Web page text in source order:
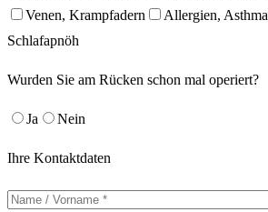
Venen, Krampfadern
Allergien, Asthma
Schlafapnöh
Wurden Sie am Rücken schon mal operiert?
Ja Nein
Ihre Kontaktdaten
Bitte